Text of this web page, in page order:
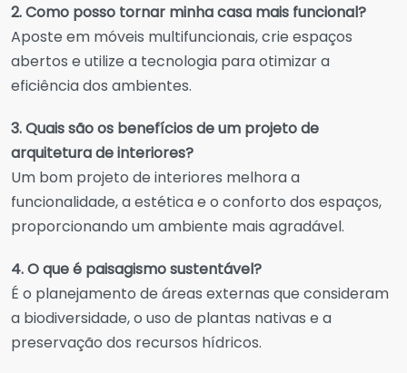
2. Como posso tornar minha casa mais funcional?
Aposte em móveis multifuncionais, crie espaços
abertos e utilize a tecnologia para otimizar a
eficiência dos ambientes.
3. Quais são os benefícios de um projeto de
arquitetura de interiores?
Um bom projeto de interiores melhora a
funcionalidade, a estética e o conforto dos espaços,
proporcionando um ambiente mais agradável.
4. O que é paisagismo sustentável?
É o planejamento de áreas externas que consideram
a biodiversidade, o uso de plantas nativas e a
preservação dos recursos hídricos.